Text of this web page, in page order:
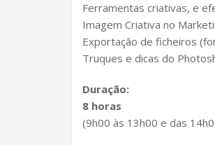
Ferramentas criativas, e
Imagem Criativa no
Exportação de ficheiros
Truques e dicas do
Duração:
8 horas
(9h00 às 13h00 e das